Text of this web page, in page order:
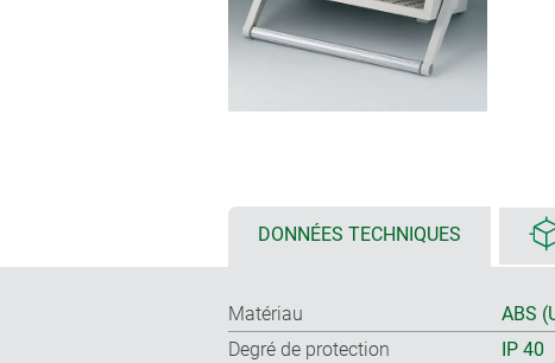
DONNÉES TECHNIQUES
Matériau
ABS
Degré de protection
IP 40